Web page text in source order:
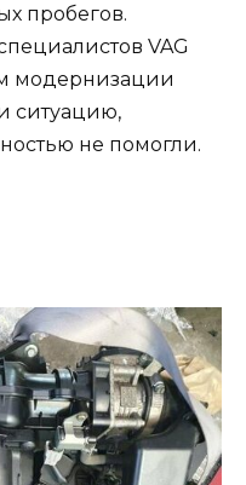
пробегов.
VAG
модернизации
ситуацию,
не помогли.